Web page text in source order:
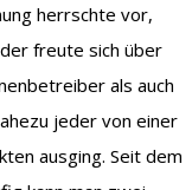
herrschte vor,
freute sich über
als auch
jeder von einer
ausging. Seit dem